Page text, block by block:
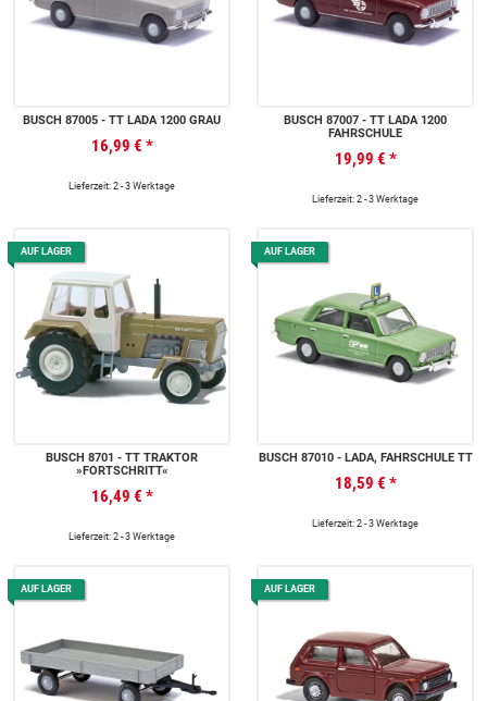
BUSCH 87005 - TT LADA 1200 GRAU
16,99 € *
Lieferzeit: 2 - 3 Werktage
BUSCH 87007 - TT LADA 1200
FAHRSCHULE
19,99 € *
Lieferzeit: 2 - 3 Werktage
AUF LAGER
BUSCH 8701 - TT TRAKTOR
»FORTSCHRITT«
16,49 € *
Lieferzeit: 2 - 3 Werktage
AUF LAGER
BUSCH 87010 - LADA, FAHRSCHULE TT
18,59 € *
Lieferzeit: 2 - 3 Werktage
AUF LAGER AUF LAGER